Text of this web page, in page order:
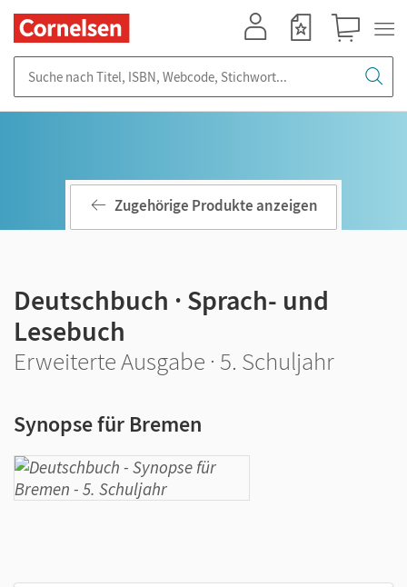
Zugehörige Produkte anzeigen
Deutschbuch · Sprach- und
Lesebuch
Erweiterte Ausgabe · 5. Schuljahr
Synopse für Bremen